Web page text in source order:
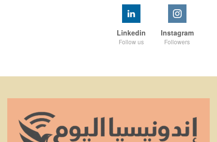
Instagram
Followers
Linkedin
Follow us